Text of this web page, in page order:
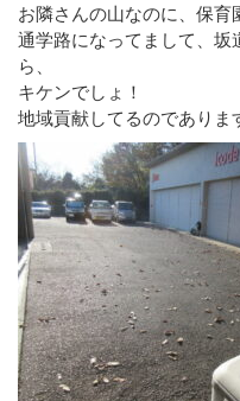
お隣さんの山なのに、保育
通学路になってまして、坂
ら、
キケンでしょ！
地域貢献してるのでありま